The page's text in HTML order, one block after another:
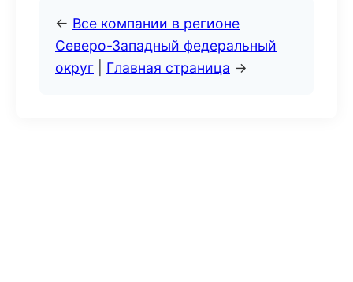
← Все компании в регионе
Северо-Западный федеральный
округ
Главная страница →